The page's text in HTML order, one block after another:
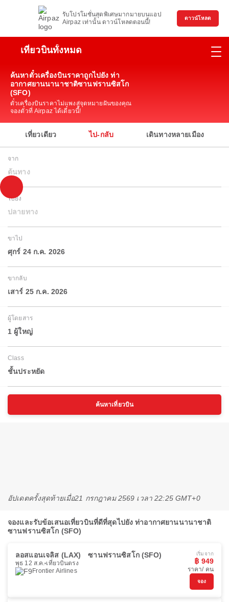
รับโปรโมชั่นสุดพิเศษมากมายบนแอป
Airpaz เท่านั้น ดาวน์โหลดตอนนี้!
ดาวน์โหลด
เที่ยวบินทั้งหมด
ค้นหาตั๋วเครื่องบินราคาถูกไปยัง ท่า
อากาศยานนานาชาติซานฟรานซิสโก
(SFO)
ตั๋วเครื่องบินราคาไม่แพงสู่จุดหมายฝันของคุณ
จองตั๋วที่ Airpaz ได้เดี๋ยวนี้!
เที่ยวเดียว ไป-กลับ เดินทางหลายเมือง
จาก
ต้นทาง
ไปยัง
ปลายทาง
ขาไป
ศุกร์ 24 ก.ค. 2026
ขากลับ
เสาร์ 25 ก.ค. 2026
ผู้โดยสาร
1 ผู้ใหญ่
Class
ชั้นประหยัด
ค้นหาเที่ยวบิน
อัปเดตครั้งสุดท้ายเมื่อ21 กรกฎาคม 2569 เวลา 22:25 GMT+0
จองและรับข้อเสนอเที่ยวบินที่ดีที่สุดไปยัง ท่าอากาศยานนานาชาติ
ซานฟรานซิสโก (SFO)
ลอสแอนเจลิส (LAX) ซานฟรานซิสโก (SFO)
พุธ 12 ส.ค. เที่ยวบินตรง
Frontier Airlines
เริ่มจาก
฿ 949
ราคา/ คน
จอง